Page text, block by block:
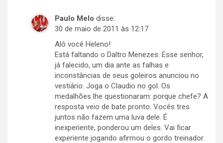
Paulo Melo disse:
30 de maio de 2011 às 12:17
Alô você Heleno!
Está faltando o Daltro Menezes. Esse senhor,
já falecido, um dia ante as falhas e
inconstâncias de seus goleiros anunciou no
vestiário. Joga o Claudio no gol. Os
medalhões lhe questionaram: porque chefe? A
resposta veio de bate pronto. Vocês tres
juntos não fazem uma luva dele. É
inexperiente, ponderou um deles. Vai ficar
experiente jogando afirmou o gordo treinador.